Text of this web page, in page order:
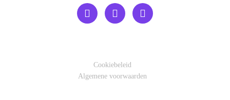
Cookiebeleid
Algemene voorwaarden